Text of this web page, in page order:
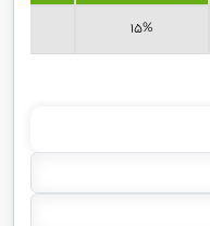
15%